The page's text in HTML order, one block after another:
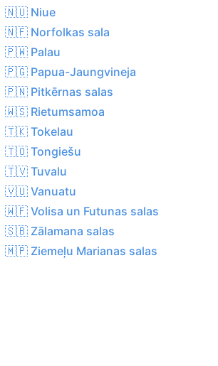
🇳🇺 Niue
🇳🇫 Norfolkas sala
🇵🇼 Palau
🇵🇬 Papua-Jaungvineja
🇵🇳 Pitkērnas salas
🇼🇸 Rietumsamoa
🇹🇰 Tokelau
🇹🇴 Tongiešu
🇹🇻 Tuvalu
🇻🇺 Vanuatu
🇼🇫 Volisa un Futunas salas
🇸🇧 Zālamana salas
🇲🇵 Ziemeļu Marianas salas